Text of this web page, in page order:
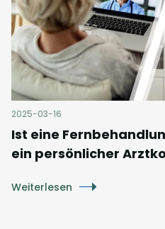
2025-03-16
Ist eine
ein persönlicher
Weiterlesen